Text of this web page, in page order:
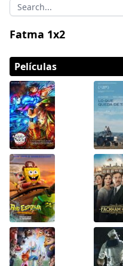
Fatma 1x2
Películas